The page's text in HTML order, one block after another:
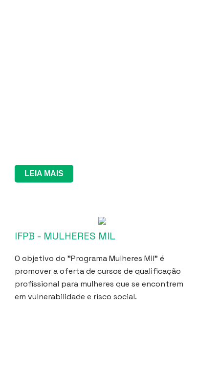
LEIA MAIS
IFPB - MULHERES MIL
O objetivo do "Programa Mulheres Mil" é
promover a oferta de cursos de qualificação
profissional para mulheres que se encontrem
em vulnerabilidade e risco social.